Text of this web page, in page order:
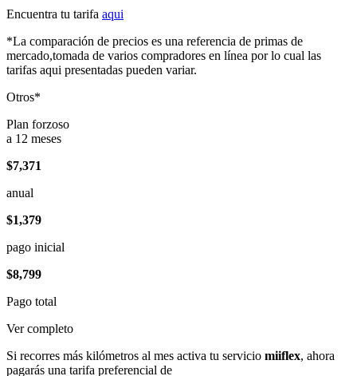
Encuentra tu tarifa aqui
*La comparación de precios es una referencia de primas de
mercado,tomada de varios compradores en línea por lo cual las
tarifas aqui presentadas pueden variar.
Otros*
Plan forzoso
a 12 meses
$7,371
anual
$1,379
pago inicial
$8,799
Pago total
Ver completo
Si recorres más kilómetros al mes activa tu servicio miiflex, ahora
pagarás una tarifa preferencial de